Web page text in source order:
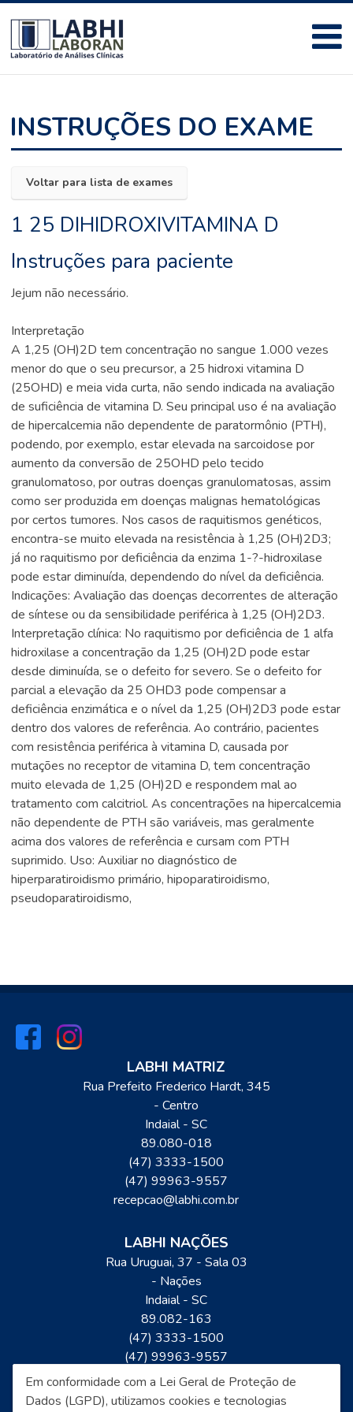
INSTRUÇÕES DO EXAME
Voltar para lista de exames
1 25 DIHIDROXIVITAMINA D
Instruções para paciente
Jejum não necessário.
Interpretação
A 1,25 (OH)2D tem concentração no sangue 1.000 vezes
menor do que o seu precursor, a 25 hidroxi vitamina D
(25OHD) e meia vida curta, não sendo indicada na avaliação
de suficiência de vitamina D. Seu principal uso é na avaliação
de hipercalcemia não dependente de paratormônio (PTH),
podendo, por exemplo, estar elevada na sarcoidose por
aumento da conversão de 25OHD pelo tecido
granulomatoso, por outras doenças granulomatosas, assim
como ser produzida em doenças malignas hematológicas
por certos tumores. Nos casos de raquitismos genéticos,
encontra-se muito elevada na resistência à 1,25 (OH)2D3;
já no raquitismo por deficiência da enzima 1-?-hidroxilase
pode estar diminuída, dependendo do nível da deficiência.
Indicações: Avaliação das doenças decorrentes de alteração
de síntese ou da sensibilidade periférica à 1,25 (OH)2D3.
Interpretação clínica: No raquitismo por deficiência de 1 alfa
hidroxilase a concentração da 1,25 (OH)2D pode estar
desde diminuída, se o defeito for severo. Se o defeito for
parcial a elevação da 25 OHD3 pode compensar a
deficiência enzimática e o nível da 1,25 (OH)2D3 pode estar
dentro dos valores de referência. Ao contrário, pacientes
com resistência periférica à vitamina D, causada por
mutações no receptor de vitamina D, tem concentração
muito elevada de 1,25 (OH)2D e respondem mal ao
tratamento com calcitriol. As concentrações na hipercalcemia
não dependente de PTH são variáveis, mas geralmente
acima dos valores de referência e cursam com PTH
suprimido. Uso: Auxiliar no diagnóstico de
hiperparatiroidismo primário, hipoparatiroidismo,
pseudoparatiroidismo,
LABHI MATRIZ
Rua Prefeito Frederico Hardt, 345
- Centro
Indaial-SC
89.080-018
(47) 3333-1500
(47) 99963-9557
recepcao@labhi.com.br
LABHI NAÇÕES
Rua Uruguai, 37 - Sala 03
- Nações
Indaial-SC
89.082-163
(47) 3333-1500
(47) 99963-9557
recepcao@labhi.com.br
Em conformidade com a Lei Geral de Proteção de
Dados (LGPD), utilizamos cookies e tecnologias